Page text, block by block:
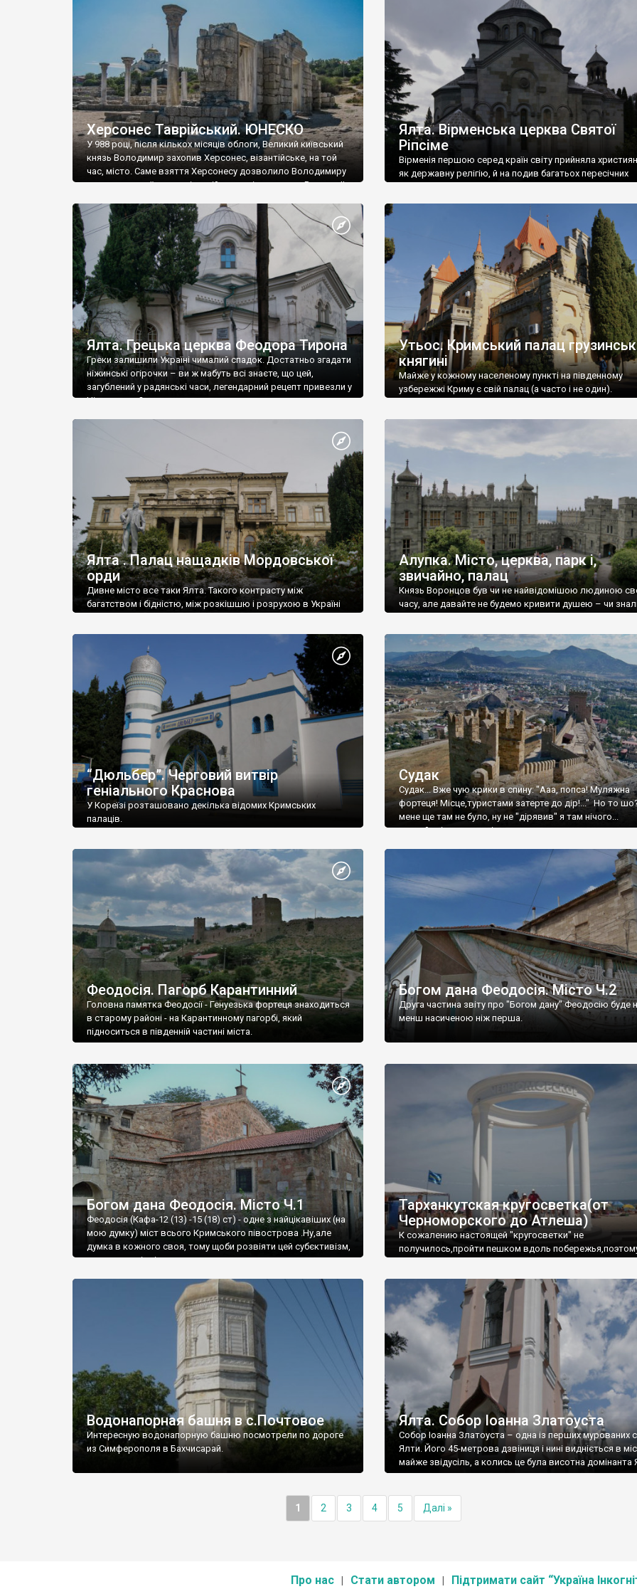
візантійської доби. Раритети викрадені з фондів об’єкту
культурної спадщини ЮНЕСКО «Херсонеса Таврійського».
Офіційно – на виставку «Золото Візантії», але експерти та
влада в Україні вважають це лише […]
називаються «повстяками» (postaki)…” “Вино. Крим
виробляє відмінне вино і його вдосталь: воно все
легке біле і дуже […]
Херсонес Таврійський. ЮНЕСКО
У 988 році, після кількох місяців облоги, Великий київський
князь Володимир захопив Херсонес, візантійське, на той
час, місто. Саме взяття Херсонесу дозволило Володимиру
диктувати свої умови візантійському імператору Василю ІІ,
Херсонесі Володимир-язичник, став Василем-
християнином. А потім було Хрещення Русі. На честь
Херсонесу Таврійського названо місто […]
Ялта. Вірменська церква Святої
Ріпсіме
Вірменія першою серед країн світу прийняла
як державну релігію, й на подив багатьох пересічних
Ялта. Грецька церква Феодора Тирона
Греки залишили Україні чималий спадок. Достатньо згадати
ніжинські огірочки – ви ж мабуть всі знаєте, що цей,
загублений у радянські часи, легендарний рецепт привезли у
Ніжин греки?
Утьос. Кримський палац
княгині
Майже у кожному населеному пункті на південному
узбережжі Криму є свій палац (а часто і не один).
Ялта . Палац нащадків Мордовської
орди
Дивне місто все таки Ялта. Такого контрасту між
багатством і бідністю, між розкішшю і розрухою в Україні
Алупка. Місто, церква, парк і,
звичайно, палац
Князь Воронцов був чи не найвідомішою людиною
часу, але давайте не будемо кривити душею – чи
“Дюльбер”. Черговий витвір
геніального Краснова
У Кореїзі розташовано декілька відомих Кримських
палаців.
Судак
Судак... Вже чую крики в спину: "Ааа, попса! Муляжна
фортеця! Місце,туристами затерте до дір!..." Но то
мене ще там не було, ну не "дірявив" я там нічого...
принаймні до цього літа.
Феодосія. Пагорб Карантинний
Головна памятка Феодосії - Генуезька фортеця знаходиться
в старому районі - на Карантинному пагорбі, який
підноситься в південній частині міста.
Богом дана Феодосія. Місто Ч.2
Друга частина звіту про "Богом дану" Феодосію буде
менш насиченою ніж перша.
Богом дана Феодосія. Місто Ч.1
Феодосія (Кафа-12 (13) -15 (18) ст) - одне з найцікавіших (на
мою думку) міст всього Кримського півострова .Ну,але
думка в кожного своя, тому щоби розвіяти цей субєктивізм,
запрошую відвідати це
Тарханкутская кругосветка(от
Черноморского до Атлеша)
К сожалению настоящей "кругосветки" не
получилось,пройти пешком вдоль
Водонапорная башня в с.Почтовое
Интересную водонапорную башню посмотрели по дороге
из Симферополя в Бахчисарай.
Ялта. Собор Іоанна Златоуста
Собор Іоанна Златоуста – одна із перших мурованих
Ялти. Його 45-метрова дзвіниця і нині видніється в
майже звідусіль, а колись це була висотна домінанта
1 2 3 4 5 Далі »
Про нас Стати автором Підтримати сайт “Україна